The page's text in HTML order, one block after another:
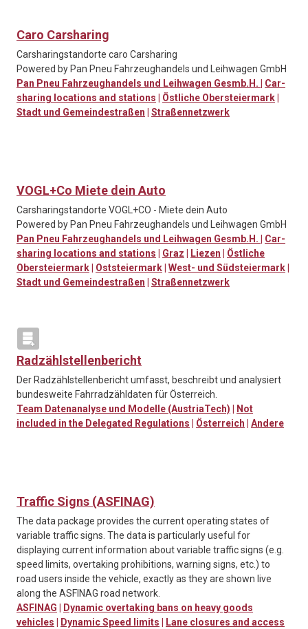
Caro Carsharing
Carsharingstandorte caro Carsharing
Powered by Pan Pneu Fahrzeughandels und Leihwagen GmbH
Pan Pneu Fahrzeughandels und Leihwagen Gesmb.H.
Car-
sharing locations and stations
Östliche Obersteiermark
Stadt und Gemeindestraßen
Straßennetzwerk
VOGL+Co Miete dein Auto
Carsharingstandorte VOGL+CO - Miete dein Auto
Powered by Pan Pneu Fahrzeughandels und Leihwagen GmbH
Pan Pneu Fahrzeughandels und Leihwagen Gesmb.H.
Car-
sharing locations and stations
Graz Liezen
Östliche
Obersteiermark
Oststeiermark West- und Südsteiermark
Stadt und Gemeindestraßen
Straßennetzwerk
Radzählstellenbericht
Der Radzählstellenbericht umfasst, beschreibt und analysiert
bundesweite Fahrradzähldaten für Österreich.
Team Datenanalyse und Modelle (AustriaTech)
Not
included in the Delegated Regulations
Österreich Andere
Traffic Signs (ASFINAG)
The data package provides the current operating states of
variable traffic signs. The data is particularly useful for
displaying current information about variable traffic signs (e.g.
speed limits, overtaking prohibitions, warning signs, etc.) to
road users inside the vehicle, exactly as they are shown live
along the ASFINAG road network.
ASFINAG
Dynamic overtaking bans on heavy goods
vehicles
Dynamic Speed limits
Lane closures and access